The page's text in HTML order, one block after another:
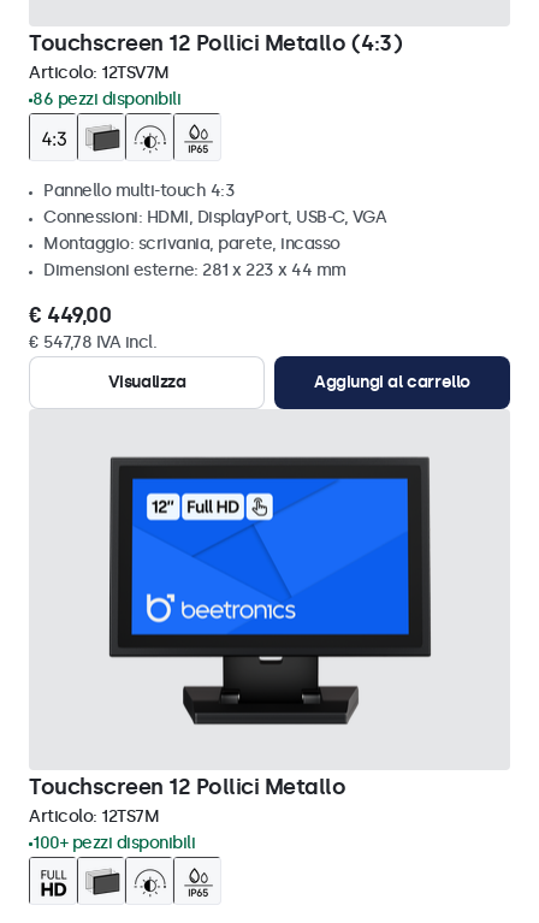
Touchscreen 12 Pollici Metallo (4:3)
Articolo: 12TSV7M
86 pezzi disponibili
Pannello multi-touch 4:3
Connessioni: HDMI, DisplayPort, USB-C, VGA
Montaggio: scrivania, parete, incasso
Dimensioni esterne: 281 x 223 x 44 mm
€ 449,00
€ 547,78 IVA incl.
Visualizza
Aggiungi al carrello
Touchscreen 12 Pollici Metallo
Articolo: 12TS7M
100+ pezzi disponibili